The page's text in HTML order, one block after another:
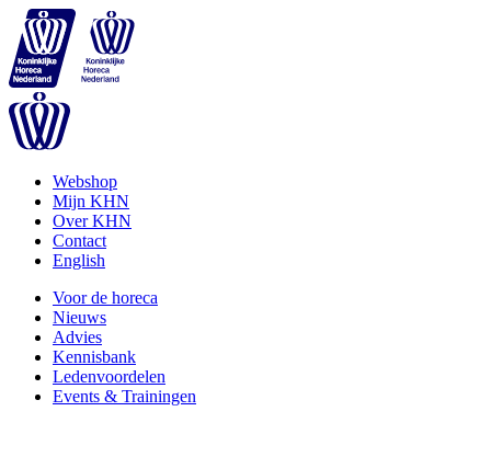
Webshop
Mijn KHN
Over KHN
Contact
English
Voor de horeca
Nieuws
Advies
Kennisbank
Ledenvoordelen
Events & Trainingen